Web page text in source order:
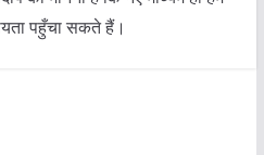
पहुँचा सकते हैं।